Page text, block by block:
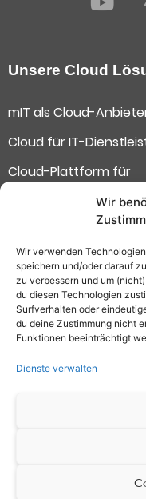
Wir
Wir verwenden
speichern und/oder darauf
zu verbessern und um
du diesen Technologien
Surfverhalten oder
du deine Zustimmung nicht
Funktionen beeinträchtigt
Dienste verwalten
Unsere Cloud
mIT als Cloud-
Cloud für IT-
Cloud-Plattform für
Softwarehersteller
Highspeed-Internet für
attraktive Städte
Deutsche next Level
Cloud-Office